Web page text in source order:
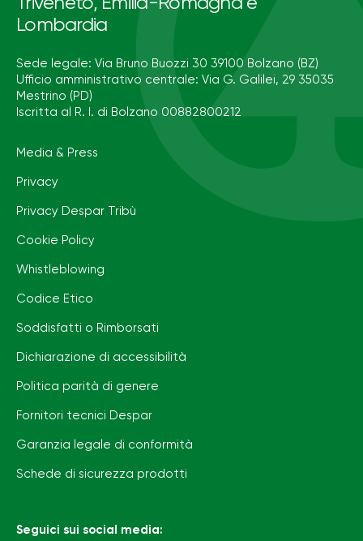
Lombardia
Sede legale: Via Bruno Buozzi 30 39100 Bolzano (BZ)
Ufficio amministrativo centrale: Via G. Galilei, 29 35035
Mestrino (PD)
Iscritta al R. I. di Bolzano 00882800212
Media & Press
Privacy
Privacy Despar Tribù
Cookie Policy
Whistleblowing
Codice Etico
Soddisfatti o Rimborsati
Dichiarazione di accessibilità
Politica parità di genere
Fornitori tecnici Despar
Garanzia legale di conformità
Schede di sicurezza prodotti
Seguici sui social media: